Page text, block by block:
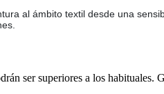
al ámbito textil desde una
ser superiores a los habituales.